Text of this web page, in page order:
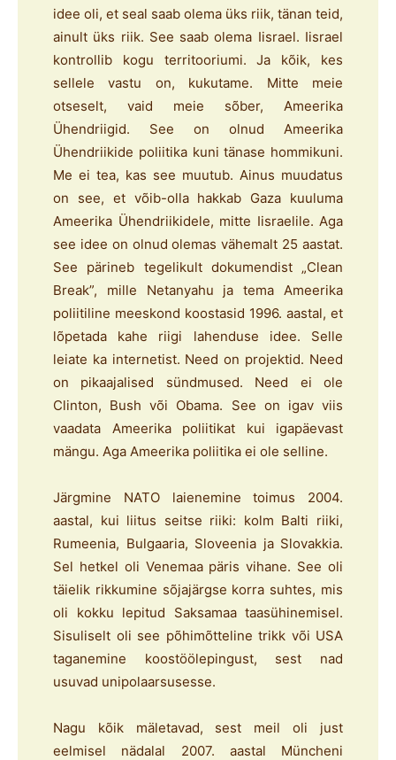
idee oli, et seal saab olema üks riik, tänan teid,
ainult üks riik. See saab olema Iisrael. Iisrael
kontrollib kogu territooriumi. Ja kõik, kes
sellele vastu on, kukutame. Mitte meie
otseselt, vaid meie sõber, Ameerika
Ühendriigid. See on olnud Ameerika
Ühendriikide poliitika kuni tänase hommikuni.
Me ei tea, kas see muutub. Ainus muudatus
on see, et võib-olla hakkab Gaza kuuluma
Ameerika Ühendriikidele, mitte Iisraelile. Aga
see idee on olnud olemas vähemalt 25 aastat.
See pärineb tegelikult dokumendist „Clean
Break”, mille Netanyahu ja tema Ameerika
poliitiline meeskond koostasid 1996. aastal, et
lõpetada kahe riigi lahenduse idee. Selle
leiate ka internetist. Need on projektid. Need
on pikaajalised sündmused. Need ei ole
Clinton, Bush või Obama. See on igav viis
vaadata Ameerika poliitikat kui igapäevast
mängu. Aga Ameerika poliitika ei ole selline.
Järgmine NATO laienemine toimus 2004.
aastal, kui liitus seitse riiki: kolm Balti riiki,
Rumeenia, Bulgaaria, Sloveenia ja Slovakkia.
Sel hetkel oli Venemaa päris vihane. See oli
täielik rikkumine sõjajärgse korra suhtes, mis
oli kokku lepitud Saksamaa taasühinemisel.
Sisuliselt oli see põhimõtteline trikk või USA
taganemine koostöölepingust, sest nad
usuvad unipolaarsusesse.
Nagu kõik mäletavad, sest meil oli just
eelmisel nädalal 2007. aastal Müncheni